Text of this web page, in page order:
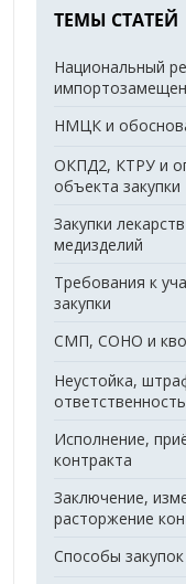
ТЕМЫ СТАТЕЙ
Национальный
НМЦК и
ОКПД2, КТРУ и
объекта закупки
Закупки
медизделий
Требования к
закупки
СМП, СОНО и
Неустойка,
ответственность
Исполнение,
контракта
Заключение,
расторжение
Способы